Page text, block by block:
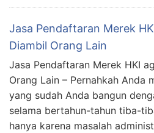
Jasa Pendaftaran Merek
Diambil Orang Lain
Jasa Pendaftaran Merek HKI
Orang Lain – Pernahkah Anda
yang sudah Anda bangun
selama bertahun-tahun tiba-
hanya karena masalah